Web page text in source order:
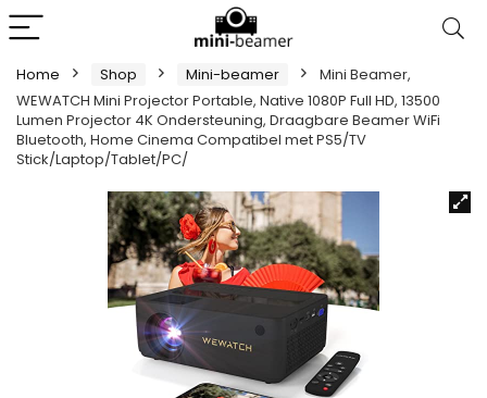
Home Shop Mini-beamer
Mini Beamer,
WEWATCH Mini Projector Portable, Native 1080P Full HD, 13500
Lumen Projector 4K Ondersteuning, Draagbare Beamer WiFi
Bluetooth, Home Cinema Compatibel met PS5/TV
Stick/Laptop/Tablet/PC/